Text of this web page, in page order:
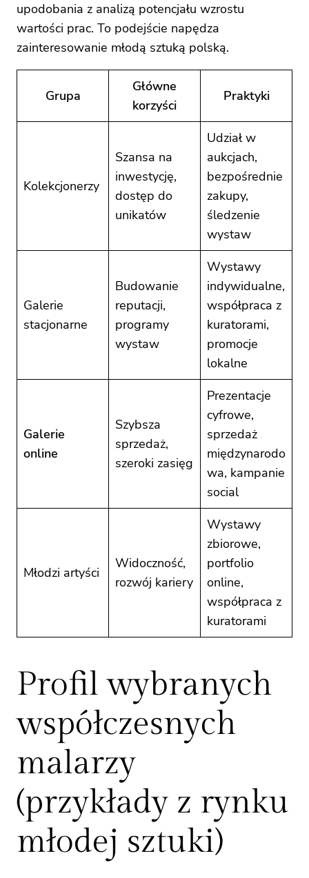
upodobania z analizą potencjału wzrostu
wartości prac. To podejście napędza
zainteresowanie młodą sztuką polską.
Grupa
Główne
korzyści
Praktyki
Kolekcjonerzy
Szansa na
inwestycję,
dostęp do
unikatów
Udział w
aukcjach,
bezpośrednie
zakupy,
śledzenie
wystaw
Galerie
stacjonarne
Budowanie
reputacji,
programy
wystaw
Wystawy
indywidualne,
współpraca z
kuratorami,
promocje
lokalne
Galerie
online
Szybsza
sprzedaż,
szeroki zasięg
Prezentacje
cyfrowe,
sprzedaż
międzynarodo
wa, kampanie
social
Młodzi artyści
Widoczność,
rozwój kariery
Wystawy
zbiorowe,
portfolio
online,
współpraca z
kuratorami
Profil wybranych
współczesnych
malarzy
(przykłady z rynku
młodej sztuki)